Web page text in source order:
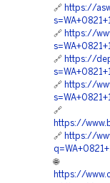
🔗 https://
🔗 https://
🔗 https://
🔗 https://
🔗
https://
🔗 https://
🌐
https://